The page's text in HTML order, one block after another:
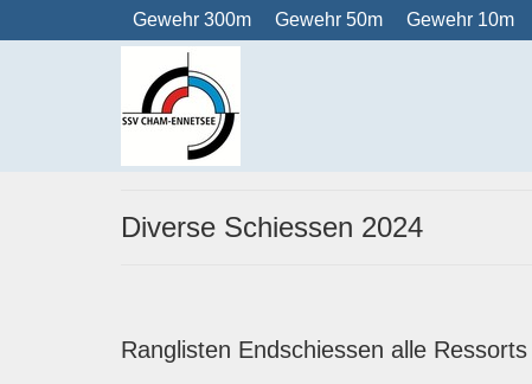
Gewehr 300m Gewehr 50m Gewehr 10m
Diverse Schiessen 2024
Ranglisten Endschiessen alle